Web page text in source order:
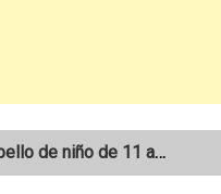
Cámara de seguridad capta atropello de niño de 11 años en el sector Las 3M de Matagalpa